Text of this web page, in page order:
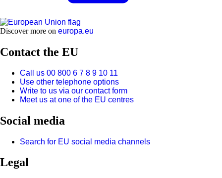
Discover more on europa.eu
Contact the EU
Call us 00 800 6 7 8 9 10 11
Use other telephone options
Write to us via our contact form
Meet us at one of the EU centres
Social media
Search for EU social media channels
Legal